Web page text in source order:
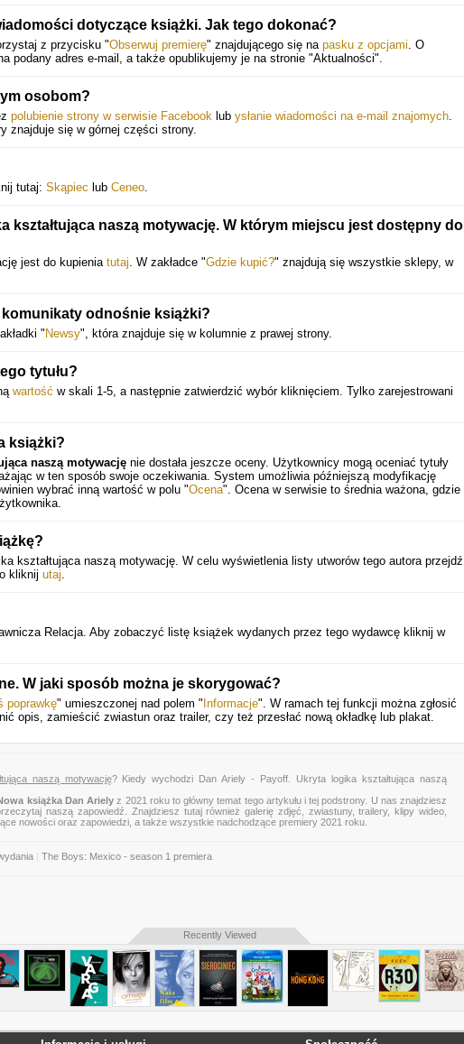
dotyczące książki. Jak tego dokonać?
z przycisku "Obserwuj premierę" znajdującego się na pasku z opcjami. O
podany adres e-mail, a także opublikujemy je na stronie "Aktualności".
osobom?
polubienie strony w serwisie Facebook lub ysłanie wiadomości na e-mail znajomych.
znajduje się w górnej części strony.
tutaj: Skąpiec lub Ceneo.
kształtująca naszą motywację. W którym miejscu jest dostępny do
jest do kupienia tutaj. W zakładce "Gdzie kupić?" znajdują się wszystkie sklepy, w
odnośnie książki?
" Newsy", która znajduje się w kolumnie z prawej strony.
tytułu?
wartość w skali 1-5, a następnie zatwierdzić wybór kliknięciem. Tylko zarejestrowani
książki?
naszą motywację nie dostała jeszcze oceny. Użytkownicy mogą oceniać tytuły
w ten sposób swoje oczekiwania. System umożliwia późniejszą modyfikację
wybrać inną wartość w polu "Ocena". Ocena w serwisie to średnia ważona, gdzie
kształtująca naszą motywację. W celu wyświetlenia listy utworów tego autora przejdź
kliknij utaj.
Relacja. Aby zobaczyć listę książek wydanych przez tego wydawcę kliknij w
W jaki sposób można je skorygować?
poprawkę" umieszczonej nad polem " Informacje". W ramach tej funkcji można zgłosić
opis, zamieścić zwiastun oraz trailer, czy też przesłać nową okładkę lub plakat.
naszą motywację? Kiedy wychodzi Dan Ariely - Payoff. Ukryta logika kształtująca naszą
książka Dan Ariely z 2021 roku to główny temat tego artykułu i tej podstrony. U nas znajdziesz
naszą zapowiedź. Znajdziesz tutaj również galerię zdjęć, zwiastuny, trailery, klipy wideo,
nowości oraz zapowiedzi, a także wszystkie nadchodzące premiery 2021 roku.
The Boys: Mexico - season 1 premiera
Recently Viewed